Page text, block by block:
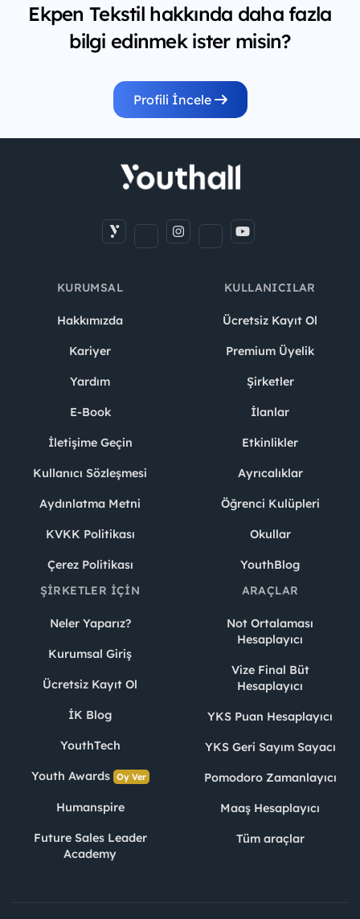
Ekpen Tekstil hakkında daha fazla
bilgi edinmek ister misin?
Profili İncele
KURUMSAL
Hakkımızda
Kariyer
Yardım
E-Book
İletişime Geçin
Kullanıcı Sözleşmesi
Aydınlatma Metni
KVKK Politikası
Çerez Politikası
KULLANICILAR
Ücretsiz Kayıt Ol
Premium Üyelik
Şirketler
İlanlar
Etkinlikler
Ayrıcalıklar
Öğrenci Kulüpleri
Okullar
YouthBlog
ŞIRKETLER İÇIN
Neler Yaparız?
Kurumsal Giriş
Ücretsiz Kayıt Ol
İK Blog
YouthTech
Youth Awards Oy Ver
Humanspire
Future Sales Leader
Academy
ARAÇLAR
Not Ortalaması
Hesaplayıcı
Vize Final Büt
Hesaplayıcı
YKS Puan Hesaplayıcı
YKS Geri Sayım Sayacı
Pomodoro Zamanlayıcı
Maaş Hesaplayıcı
Tüm araçlar